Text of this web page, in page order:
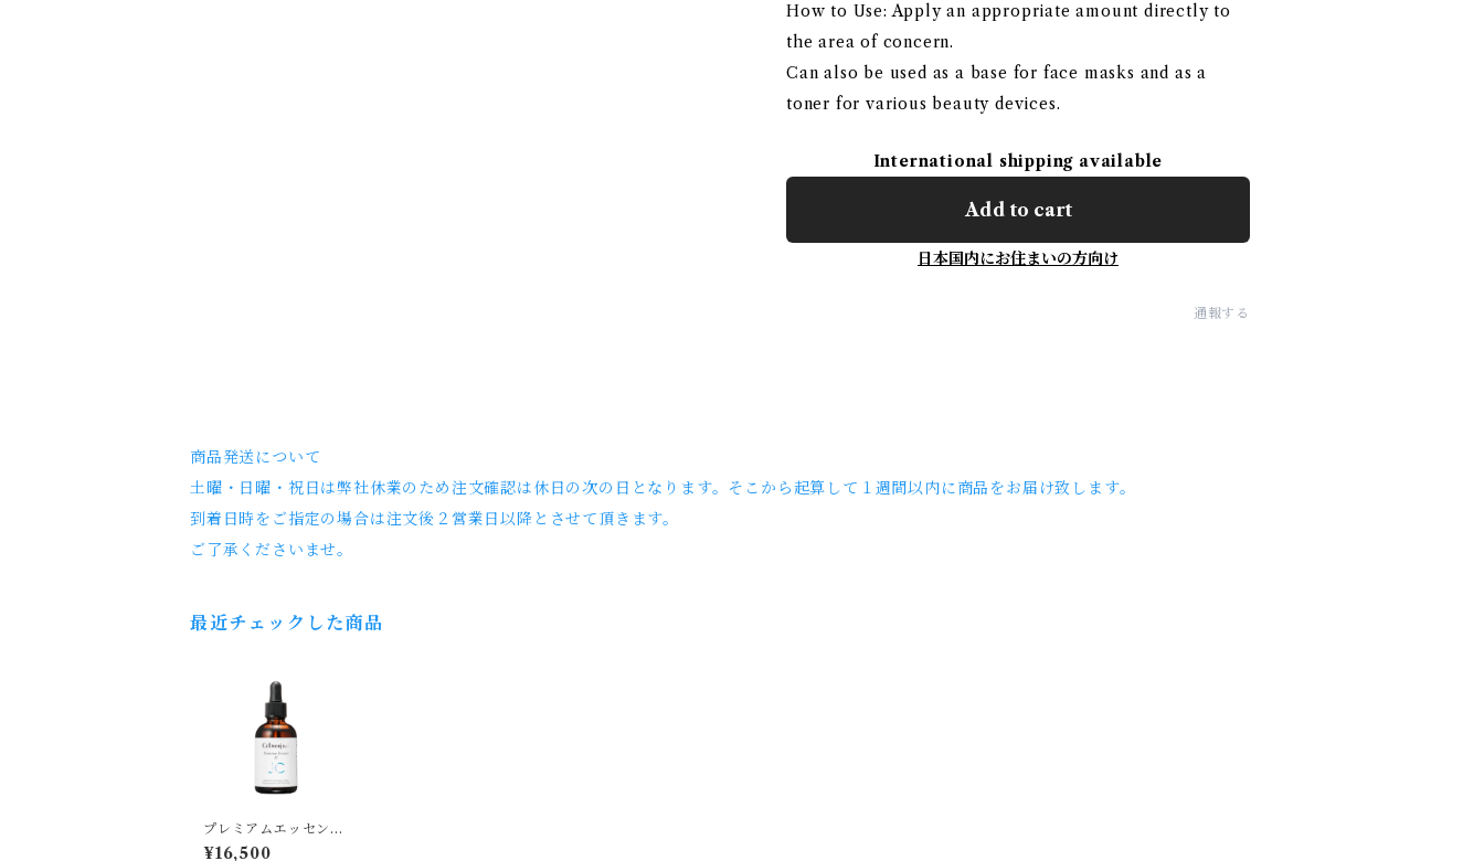
How to Use: Apply an appropriate amount directly to
the area of ​​concern.
Can also be used as a base for face masks and as a
toner for various beauty devices.
International shipping available
Add to cart
日本国内にお住まいの方向け
通報する
商品発送について
土曜・日曜・祝日は弊社休業のため注文確認は休日の次の日となります。そこから起算して１週間以内に商品をお届け致します。
到着日時をご指定の場合は注文後２営業日以降とさせて頂きます。
ご了承くださいませ。
最近チェックした商品
プレミアムエッセンス
JC
¥16,500